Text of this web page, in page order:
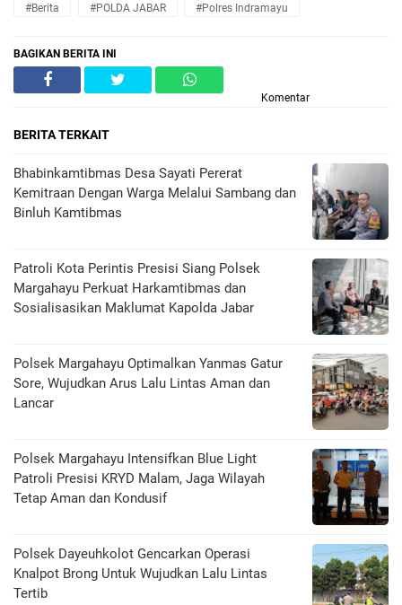
#Berita #POLDA JABAR #Polres Indramayu
BAGIKAN BERITA INI
Komentar
BERITA TERKAIT
Bhabinkamtibmas Desa Sayati Pererat
Kemitraan Dengan Warga Melalui Sambang dan
Binluh Kamtibmas
Patroli Kota Perintis Presisi Siang Polsek
Margahayu Perkuat Harkamtibmas dan
Sosialisasikan Maklumat Kapolda Jabar
Polsek Margahayu Optimalkan Yanmas Gatur
Sore, Wujudkan Arus Lalu Lintas Aman dan
Lancar
Polsek Margahayu Intensifkan Blue Light
Patroli Presisi KRYD Malam, Jaga Wilayah
Tetap Aman dan Kondusif
Polsek Dayeuhkolot Gencarkan Operasi
Knalpot Brong Untuk Wujudkan Lalu Lintas
Tertib